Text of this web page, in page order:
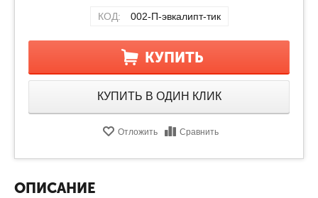
КОД: 002-П-эвкалипт-тик
КУПИТЬ
КУПИТЬ В ОДИН КЛИК
Отложить Сравнить
ОПИСАНИЕ